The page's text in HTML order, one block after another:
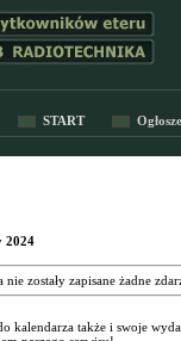
START
2024
nie zostały zapisane żadne
kalendarza także i swoje